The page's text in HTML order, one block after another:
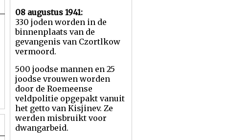
08 augustus 1941:
330 joden worden in de
binnenplaats van de
gevangenis van Czortlkow
vermoord.
500 joodse mannen en 25
joodse vrouwen worden
door de Roemeense
veldpolitie opgepakt vanuit
het getto van Kisjinev. Ze
werden misbruikt voor
dwangarbeid.